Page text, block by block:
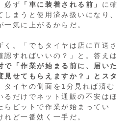
必ず
「車に装着される前」 に確
まうと使用済み扱いになり、
気に上がるからだ。
く。「でもタイヤは店に直送さ
すればいいの？」と。答えは
で「作業が始まる前に、届いた
見せてもらえますか？」とスタ
タイヤの側面を1分見れば済む
るだけでネット通販の不安はほ
らピットで作業が始まってい
ど一番効く一手だ。